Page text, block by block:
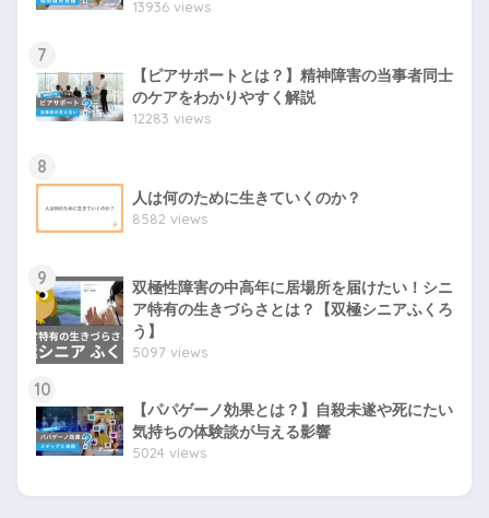
13936 views
7
【ピアサポートとは？】精神障害の当事者同士
のケアをわかりやすく解説
12283 views
8
人は何のために生きていくのか？
8582 views
9
双極性障害の中高年に居場所を届けたい！シニ
ア特有の生きづらさとは？【双極シニアふくろ
う】
5097 views
10
【パパゲーノ効果とは？】自殺未遂や死にたい
気持ちの体験談が与える影響
5024 views